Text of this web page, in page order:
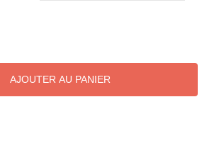
AJOUTER AU PANIER